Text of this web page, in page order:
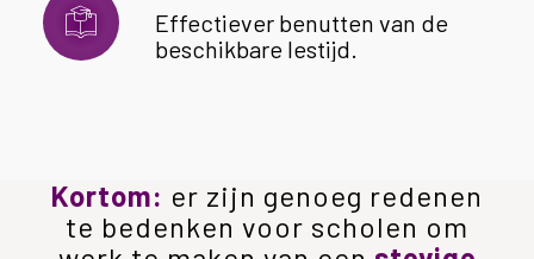
Effectiever benutten van de
beschikbare lestijd.
Kortom: er zijn genoeg redenen
te bedenken voor scholen om